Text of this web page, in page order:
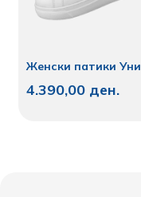
Женски патики Уни
4.390,00 ден.